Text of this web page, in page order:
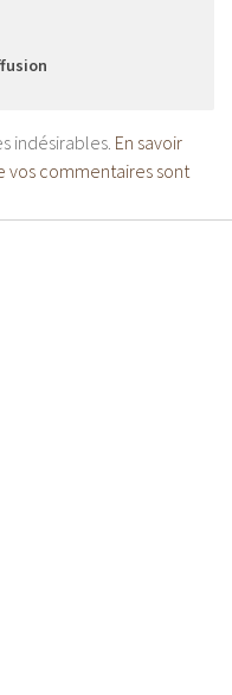
indésirables. En savoir
vos commentaires sont